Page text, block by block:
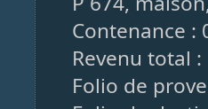
Contenance :
Revenu total
Folio de